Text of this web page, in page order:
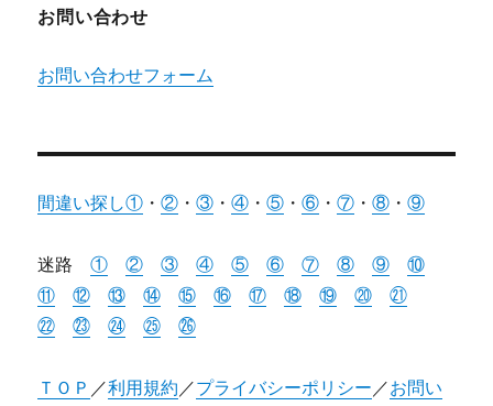
お問い合わせ
お問い合わせフォーム
間違い探し① ・② ・③ ・④ ・⑤ ・⑥ ・⑦ ・⑧ ・⑨
迷路① ② ③ ④ ⑤ ⑥ ⑦ ⑧ ⑨
⑩
⑪
⑫ ⑬ ⑭ ⑮ ⑯ ⑰ ⑱ ⑲ ⑳
㉑
㉒
㉓ ㉔ ㉕ ㉖
ＴＯＰ ／利用規約 ／プライバシーポリシー ／お問い